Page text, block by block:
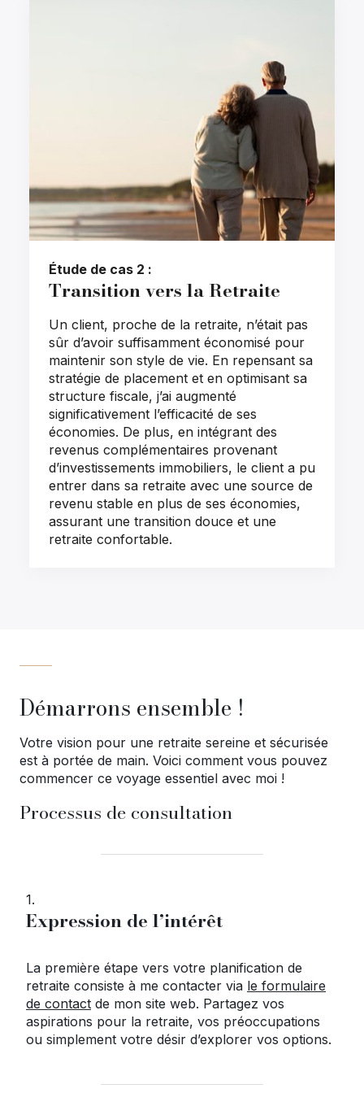
Étude de cas 2 :
Transition vers la Retraite
Un client, proche de la retraite, n’était pas
sûr d’avoir suffisamment économisé pour
maintenir son style de vie. En repensant sa
stratégie de placement et en optimisant sa
structure fiscale, j’ai augmenté
significativement l’efficacité de ses
économies. De plus, en intégrant des
revenus complémentaires provenant
d’investissements immobiliers, le client a pu
entrer dans sa retraite avec une source de
revenu stable en plus de ses économies,
assurant une transition douce et une
retraite confortable.
Démarrons ensemble !
Votre vision pour une retraite sereine et sécurisée
est à portée de main. Voici comment vous pouvez
commencer ce voyage essentiel avec moi !
Processus de consultation
1.
Expression de l’intérêt
La première étape vers votre planification de
retraite consiste à me contacter via le formulaire
de contact de mon site web. Partagez vos
aspirations pour la retraite, vos préoccupations
ou simplement votre désir d’explorer vos options.